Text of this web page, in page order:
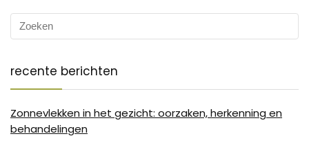
recente berichten
Zonnevlekken in het gezicht: oorzaken, herkenning en
behandelingen